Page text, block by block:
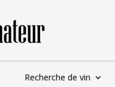
Recherche de vin